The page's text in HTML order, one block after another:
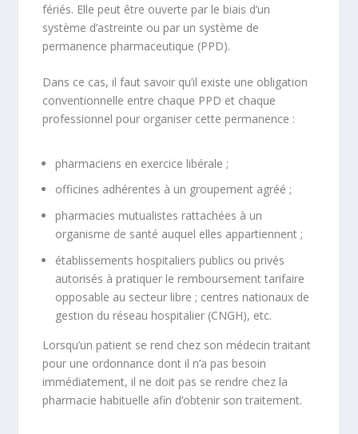
fériés. Elle peut être ouverte par le biais d’un
système d’astreinte ou par un système de
permanence pharmaceutique (PPD).
Dans ce cas, il faut savoir qu’il existe une obligation
conventionnelle entre chaque PPD et chaque
professionnel pour organiser cette permanence :
pharmaciens en exercice libérale ;
officines adhérentes à un groupement agréé ;
pharmacies mutualistes rattachées à un
organisme de santé auquel elles appartiennent ;
établissements hospitaliers publics ou privés
autorisés à pratiquer le remboursement tarifaire
opposable au secteur libre ; centres nationaux de
gestion du réseau hospitalier (CNGH), etc.
Lorsqu’un patient se rend chez son médecin traitant
pour une ordonnance dont il n’a pas besoin
immédiatement, il ne doit pas se rendre chez la
pharmacie habituelle afin d’obtenir son traitement.